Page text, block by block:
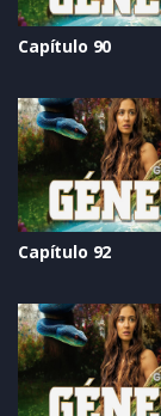
Capítulo 90
Capítulo 92